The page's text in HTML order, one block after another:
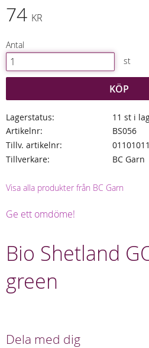
74 KR
Antal
st
KÖP
Lagerstatus
11 st i
Artikelnr
BS056
Tillv. artikelnr
Tillverkare
BC Garn
Visa alla produkter från BC Garn
Ge ett omdöme!
Bio Shetland
green
Dela med dig